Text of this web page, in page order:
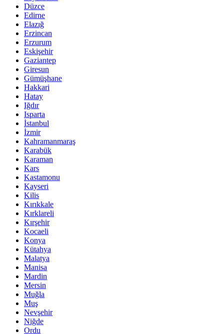
Düzce
Edirne
Elazığ
Erzincan
Erzurum
Eskişehir
Gaziantep
Giresun
Gümüşhane
Hakkari
Hatay
Iğdır
Isparta
İstanbul
İzmir
Kahramanmaraş
Karabük
Karaman
Kars
Kastamonu
Kayseri
Kilis
Kırıkkale
Kırklareli
Kırşehir
Kocaeli
Konya
Kütahya
Malatya
Manisa
Mardin
Mersin
Muğla
Muş
Nevşehir
Niğde
Ordu